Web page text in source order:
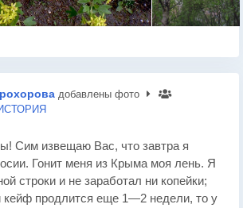
добавлены фото
Сим извещаю Вас, что завтра я
Гонит меня из Крыма моя лень. Я
строки и не заработал ни копейки;
кейф продлится еще 1—2 недели, то у